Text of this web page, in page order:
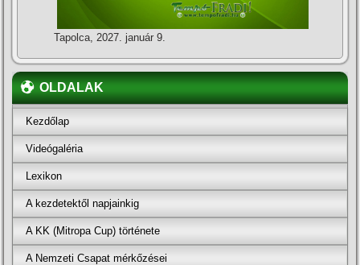
Tapolca, 2027. január 9.
OLDALAK
Kezdőlap
Videógaléria
Lexikon
A kezdetektől napjainkig
A KK (Mitropa Cup) története
A Nemzeti Csapat mérkőzései